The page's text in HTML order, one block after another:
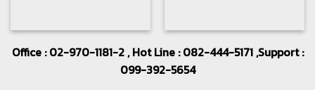
Office : 02-970-1181-2 , Hot Line : 082-444-5171 ,Support :
099-392-5654